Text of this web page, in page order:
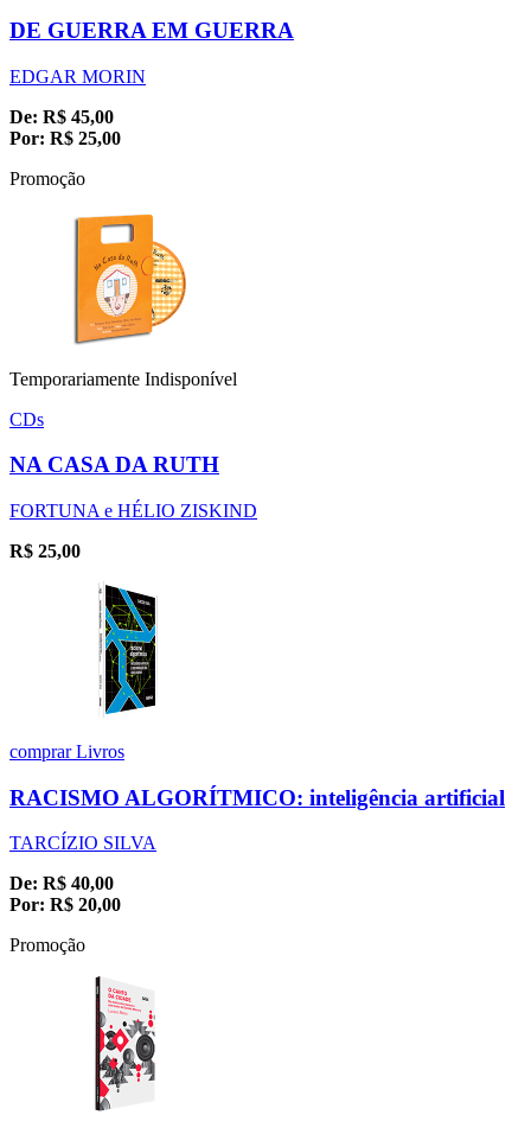
DE GUERRA EM GUERRA
EDGAR MORIN
De: R$ 45,00
Por: R$ 25,00
Promoção
Temporariamente Indisponível
CDs
NA CASA DA RUTH
FORTUNA e HÉLIO ZISKIND
R$ 25,00
comprarLivros
RACISMO ALGORÍTMICO: inteligência artificial
TARCÍZIO SILVA
De: R$ 40,00
Por: R$ 20,00
Promoção